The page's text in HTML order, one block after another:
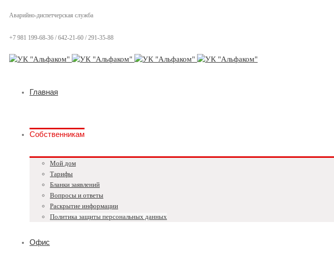
Аварийно-диспетчерская служба
+7 981 199-68-36 / 642-21-60 / 291-35-88
Главная
Собственникам
Мой дом
Тарифы
Бланки заявлений
Вопросы и ответы
Раскрытие информации
Политика защиты персональных данных
Офис